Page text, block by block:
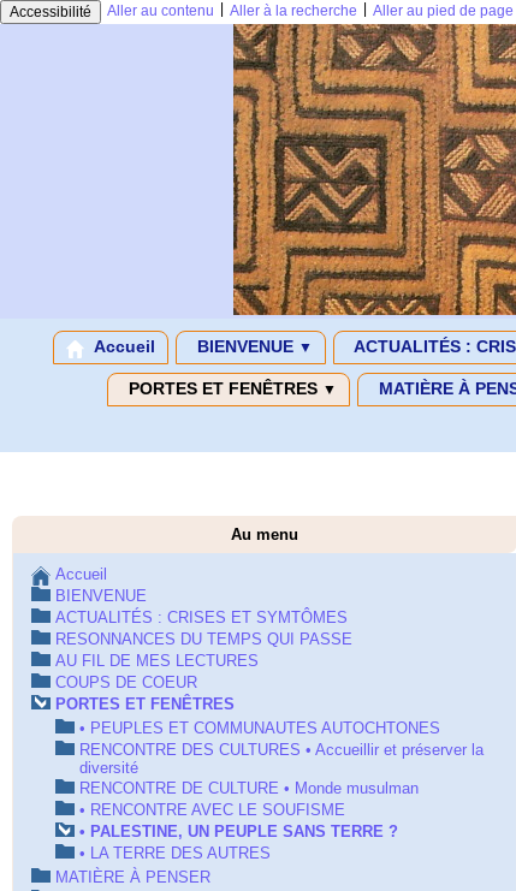
Accessibilité Aller au contenu Aller à la recherche Aller au pied de page
Accueil BIENVENUE ▼ ACTUALITÉS :
PORTES ET FENÊTRES ▼ MATIÈRE À
Au menu
Accueil
BIENVENUE
ACTUALITÉS : CRISES ET SYMTÔMES
RESONNANCES DU TEMPS QUI PASSE
AU FIL DE MES LECTURES
COUPS DE COEUR
PORTES ET FENÊTRES
• PEUPLES ET COMMUNAUTES AUTOCHTONES
RENCONTRE DES CULTURES • Accueillir et préserver la
diversité
RENCONTRE DE CULTURE • Monde musulman
• RENCONTRE AVEC LE SOUFISME
• PALESTINE, UN PEUPLE SANS TERRE ?
• LA TERRE DES AUTRES
MATIÈRE À PENSER